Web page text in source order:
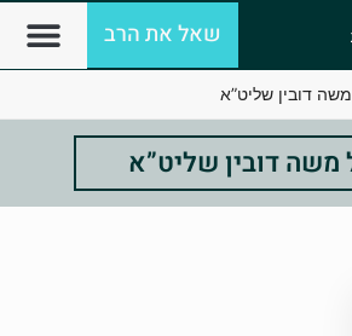
שאל את הרב
דובין שליט”א
דובין שליט”א